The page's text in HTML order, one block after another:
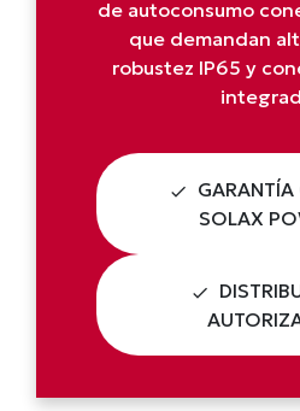
de autoconsumo
que demandan
robustez IP65 y
check
GARANTÍA
SOLAX
check